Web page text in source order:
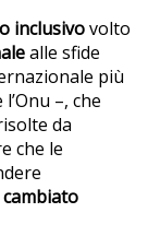
inclusivovolto
alle sfide
più
–, che
da
che le